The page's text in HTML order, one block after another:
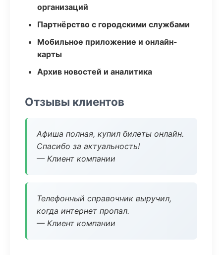
организаций
Партнёрство с городскими службами
Мобильное приложение и онлайн-
карты
Архив новостей и аналитика
Отзывы клиентов
Афиша полная, купил билеты онлайн.
Спасибо за актуальность!
— Клиент компании
Телефонный справочник выручил,
когда интернет пропал.
— Клиент компании